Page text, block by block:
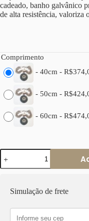
cadeado, banho galvânico
de alta resistência, valoriza
Comprimento
- 40cm - R$
- 50cm - R$
- 60cm - R$
Colar
Tibetano
4
Prateado
com
Turquesa
Simulação de frete